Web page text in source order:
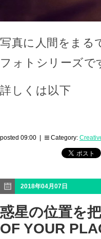
写真に人間をまる
フォトシリーズで
詳しくは以下
posted 09:00 | Category:
2018年04月07日
惑星の位置を
OF YOUR